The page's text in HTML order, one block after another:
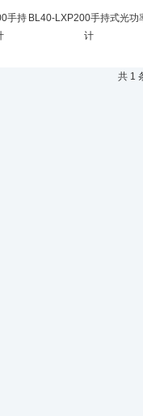
BL40-LXP200手持式光功
计
共 1